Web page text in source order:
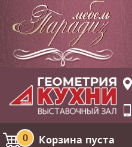
0 Корзина пуста